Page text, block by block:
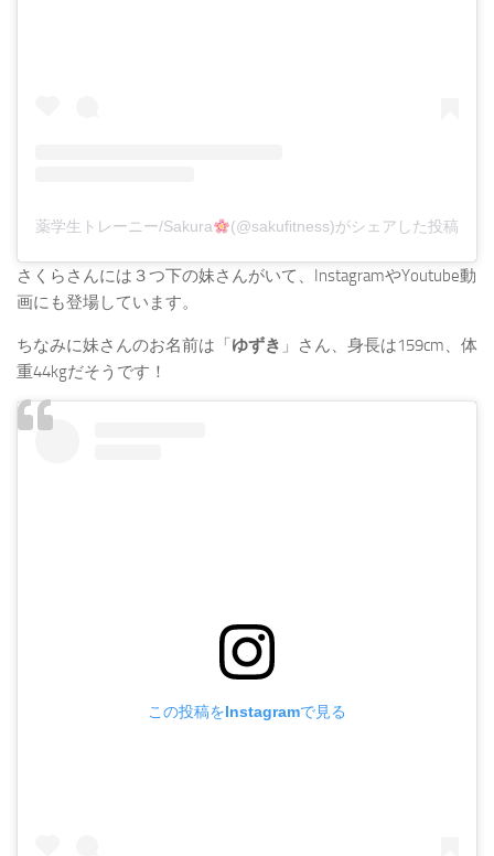
薬学生トレーニー/Sakura (@sakufitness)がシェアした投稿
さくらさんには３つ下の妹さんがいて、InstagramやYoutube動
画にも登場しています。
ちなみに妹さんのお名前は「 ゆずき 」さん、身長は159cm、体
重44kgだそうです！
この投稿をInstagramで見る